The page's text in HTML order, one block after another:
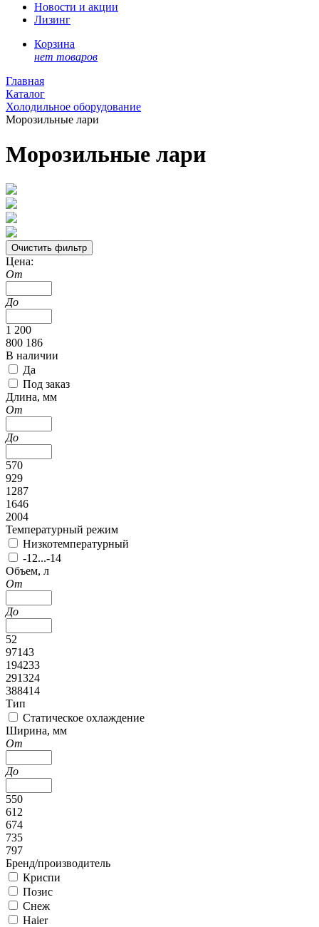
Новости и акции
Лизинг
Корзина
нет товаров
Главная
Каталог
Холодильное оборудование
Морозильные лари
Морозильные лари
Цена:
От
До
1 200
800 186
В наличии
Да
Под заказ
Длина, мм
От
До
570
929
1287
1646
2004
Температурный режим
Низкотемпературный
-12...-14
Объем, л
От
До
52
97143
194233
291324
388414
Тип
Статическое охлаждение
Ширина, мм
От
До
550
612
674
735
797
Бренд/производитель
Криспи
Позис
Снеж
Haier